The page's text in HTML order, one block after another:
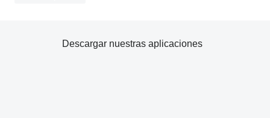
Descargar nuestras aplicaciones